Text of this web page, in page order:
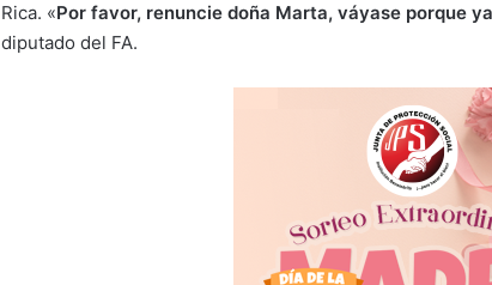
Rica. «Por favor, renuncie doña Marta, váyase porque
diputado del FA.